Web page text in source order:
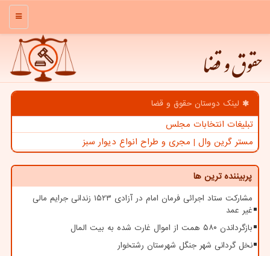
منو
حقوق و قضا
لینک دوستان حقوق و قضا
تبلیغات انتخابات مجلس
مستر گرین وال | مجری و طراح انواع دیوار سبز
پربیننده ترین ها
مشارکت ستاد اجرائی فرمان امام در آزادی ۱۵۲۳ زندانی جرایم مالی
غیر عمد
بازگرداندن ۵۸۰ همت از اموال غارت شده به بیت المال
نخل گردانی شهر جنگل شهرستان رشتخوار